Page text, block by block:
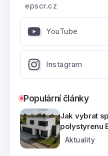
epscr.cz
YouTube
Instagram
Populární články
Jak vybrat
polystyrenu
Aktuality